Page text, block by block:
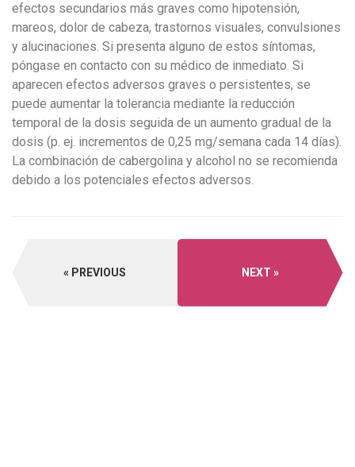
efectos secundarios más graves como hipotensión,
mareos, dolor de cabeza, trastornos visuales, convulsiones
y alucinaciones. Si presenta alguno de estos síntomas,
póngase en contacto con su médico de inmediato. Si
aparecen efectos adversos graves o persistentes, se
puede aumentar la tolerancia mediante la reducción
temporal de la dosis seguida de un aumento gradual de la
dosis (p. ej. incrementos de 0,25 mg/semana cada 14 días).
La combinación de cabergolina y alcohol no se recomienda
debido a los potenciales efectos adversos.
PREVIOUS NEXT